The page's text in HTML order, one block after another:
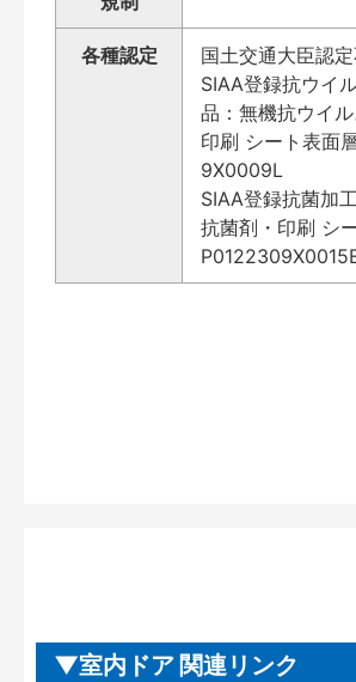
各種認定
国土交通大臣認
SIAA登録抗ウイ
品：無機抗ウイル
印刷 シート表面
9X0009L
SIAA登録抗菌加
抗菌剤・印刷 シ
室内ドア 関連リンク